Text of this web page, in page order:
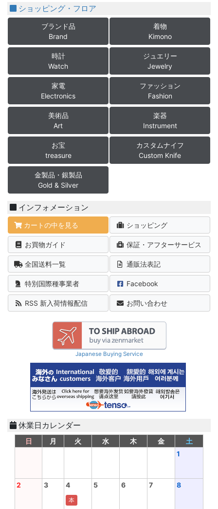
ショッピング・フロア
ブランド品
Brand
着物
Kimono
時計
Watch
ジュエリー
Jewelry
家電
Electronics
ファッション
Fashion
美術品
Art
楽器
Instrument
お宝
treasure
カスタムナイフ
Custom Knife
金製品・銀製品
Gold & Silver
インフォメーション
カートの中を見る ショッピング
お買物ガイド 保証・アフターサービス
全国送料一覧 通販法表記
特別国際種事業者 Facebook
RSS 新入荷情報配信 お問い合わせ
Japanese Buying Service
休業日カレンダー
日 月 火 水 木 金
土
1
2 3 4
本
5 6 7 8